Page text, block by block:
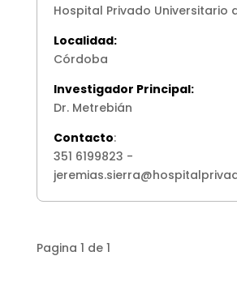
Hospital Privado Universitario
Localidad:
Córdoba
Investigador Principal:
Dr. Metrebián
Contacto:
351 6199823 -
Pagina 1 de 1